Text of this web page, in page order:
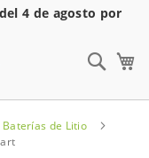
4 de agosto por
Baterías de Litio